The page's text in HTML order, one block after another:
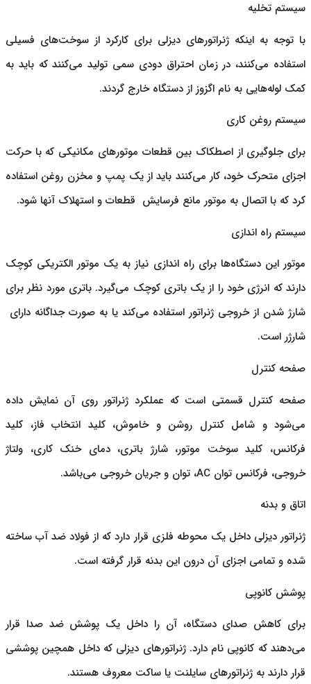
سیستم تخلیه
با توجه به اینکه ژنراتورهای دیزلیبرای کارکرد از سوخت‌های فسیلی
استفاده می‌کنند، در زمان احتراق دودی سمی تولید می‌کنند که باید به
کمک لوله‌هایی به نام اگزوز از دستگاه خارج گردند.
سیستم روغن کاری
برای جلوگیری از اصطکاک بین قطعات موتورهای مکانیکی که با حرکت
اجزای متحرک خود، کار می‌کنند باید از یک پمپ و مخزن روغن استفاده
کرد که با اتصال به موتور مانع فرسایش قطعات و استهلاک آنها شود.
سیستم راه اندازی
موتور این دستگاه‌ها برای راه اندازی نیاز به یک موتور الکتریکی کوچک
دارند که انرژی خود را از یک باتری کوچک می‌گیرد. باتری مورد نظر برای
شارژ شدن از خروجی ژنراتور استفاده می‌کند یا به صورت جداگانه دارای
شارژر است.
صفحه کنترل
صفحه کنترل قسمتی است که عملکرد ژنراتور روی آن نمایش داده
می‌شود و شامل کنترل روشن و خاموش، کلید انتخاب فاز، کلید
فرکانس، کلید سوخت موتور، شارژ باتری، دمای خنک کاری، ولتاژ
خروجی، فرکانس توان AC، توان و جریان خروجی می‌باشد.
اتاق و بدنه
ژنراتور دیزلیداخل یک محوطه فلزی قرار دارد که از فولاد ضد آب ساخته
شده و تمامی اجزای آن درون این بدنه قرار گرفته است.
پوشش کانوپی
برای کاهش صدای دستگاه، آن را داخل یک پوشش ضد صدا قرار
می‌دهند که کانوپی نام دارد.ژنراتورهای دیزلیکه داخل همچین پوششی
قرار دارند به ژنراتورهای سایلنت یا ساکت معروف هستند.